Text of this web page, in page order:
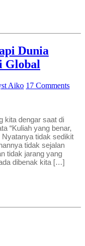
Dunia
Global
Aiko 17 Comments
kita dengar saat di
“Kuliah yang benar,
Nyatanya tidak sedikit
tidak sejalan
tidak jarang yang
dibenak kita […]